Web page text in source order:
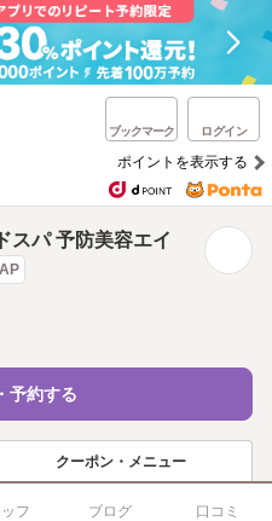
ブックマーク ログイン
ポイントを表示する
スパ 予防美容エイ
予約する
クーポン・メニュー
フ ブログ 口コミ